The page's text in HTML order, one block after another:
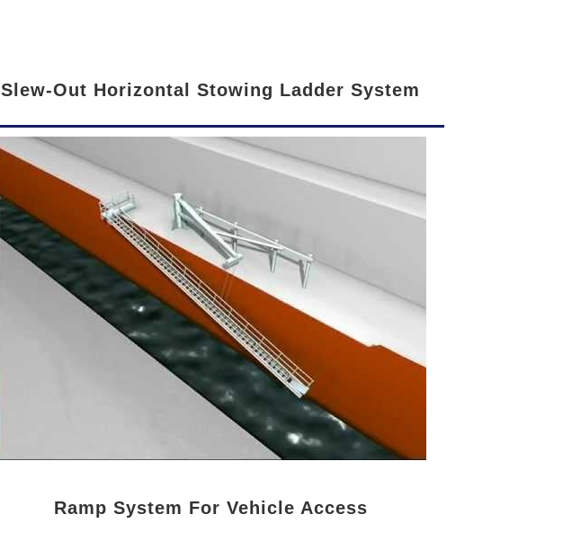
Slew-Out Horizontal Stowing Ladder System
Ramp System For Vehicle Access